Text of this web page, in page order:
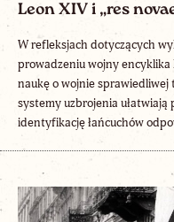
Leon XIV i „res
W refleksjach dotyczących
prowadzeniu wojny
naukę o wojnie
systemy uzbrojenia
identyfikację łańcuchów